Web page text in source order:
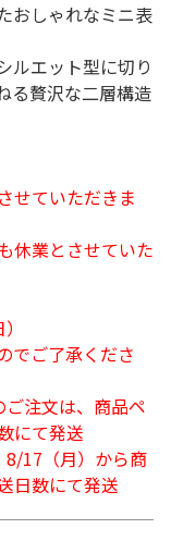
おしゃれなミニ表
ルエット型に切り
る贅沢な二層構造
せていただきま
休業とさせていた
でご了承くださ
注文は、商品ペ
にて発送
8/17（月）から商
日数にて発送